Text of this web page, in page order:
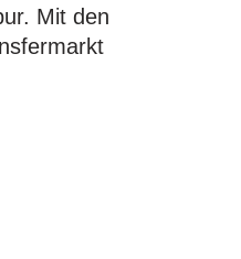
Mit den